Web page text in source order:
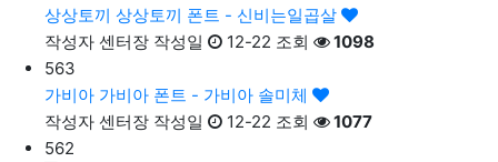
상상토끼 상상토끼 폰트 - 신비는일곱살
작성자 센터장 작성일 12-22 조회
1098
563
가비아 가비아 폰트 - 가비아 솔미체
작성자 센터장 작성일 12-22 조회
1077
562